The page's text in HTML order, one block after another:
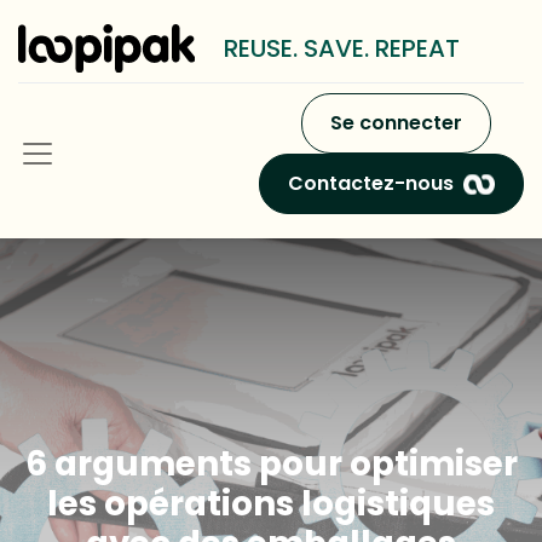
REUSE. SAVE. REPEAT
Se connecter
Contactez-nous
6 arguments pour optimiser
les opérations logistiques